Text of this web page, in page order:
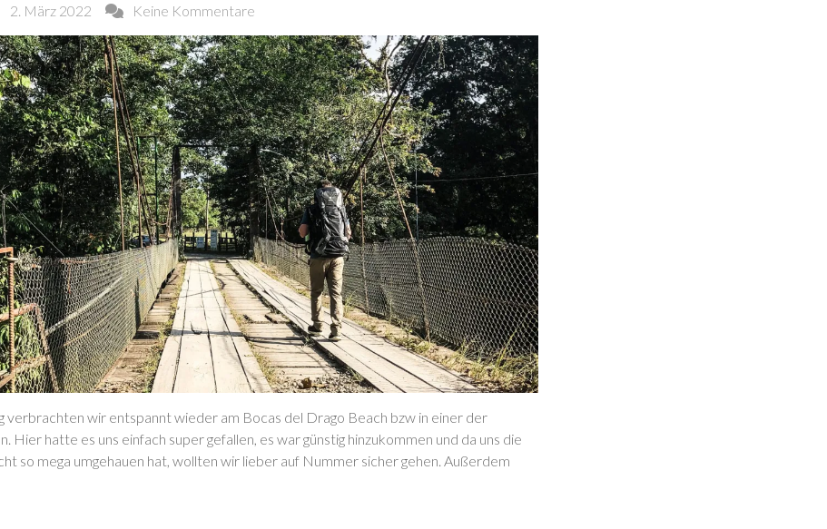
2. März 2022 Keine Kommentare
verbrachten wir entspannt wieder am Bocas del Drago Beach bzw in einer der
Hier hatte es uns einfach super gefallen, es war günstig hinzukommen und da uns die
so mega umgehauen hat, wollten wir lieber auf Nummer sicher gehen. Außerdem